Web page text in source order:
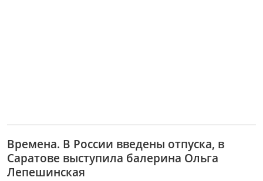
Времена. В России введены отпуска, в
Саратове выступила балерина Ольга
Лепешинская